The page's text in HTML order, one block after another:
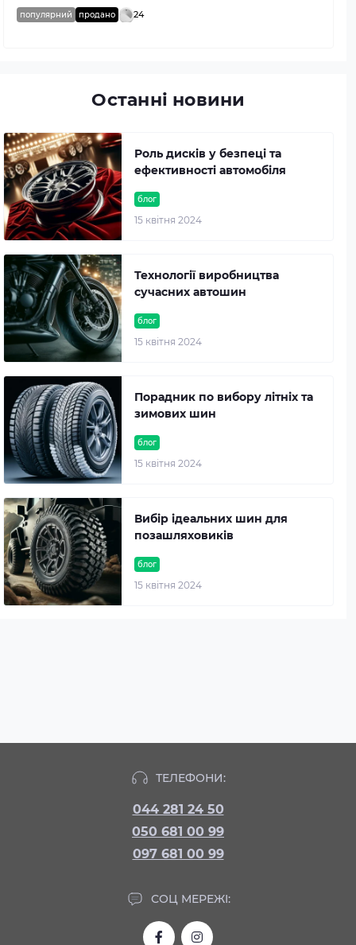
популярний продано 24
Останні новини
блог
15 квітня 2024
Роль дисків у безпеці та
ефективності автомобіля
блог
15 квітня 2024
Технології виробництва
сучасних автошин
блог
15 квітня 2024
Порадник по вибору літніх та
зимових шин
блог
15 квітня 2024
Вибір ідеальних шин для
позашляховиків
ТЕЛЕФОНИ:
044 281 24 50
050 681 00 99
097 681 00 99
СОЦ МЕРЕЖІ: